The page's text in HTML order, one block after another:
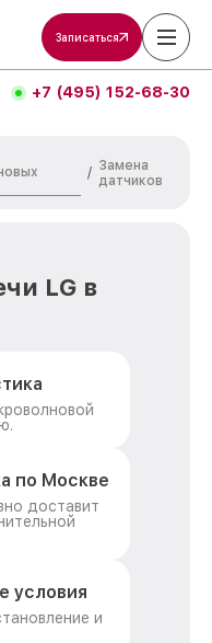
Записаться
+7 (495) 152-68-30
/ Замена
датчиков
LG в
по Москве
доставит
условия
и